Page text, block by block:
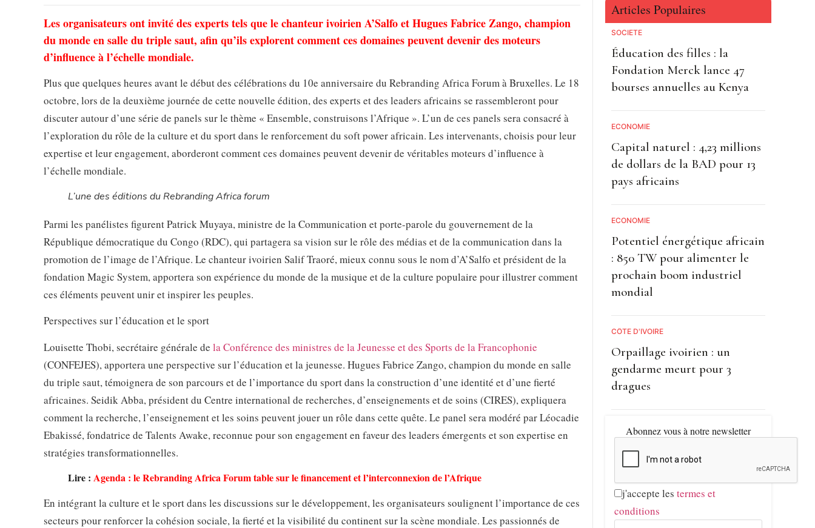
Les organisateurs ont invité des experts tels que le chanteur ivoirien A’Salfo et Hugues Fabrice Zango, champion
du monde en salle du triple saut, afin qu’ils explorent comment ces domaines peuvent devenir des moteurs
d’influence à l’échelle mondiale.
Plus que quelques heures avant le début des célébrations du 10e anniversaire du Rebranding Africa Forum à Bruxelles. Le 18
octobre, lors de la deuxième journée de cette nouvelle édition, des experts et des leaders africains se rassembleront pour
discuter autour d’une série de panels sur le thème « Ensemble, construisons l’Afrique ». L’un de ces panels sera consacré à
l’exploration du rôle de la culture et du sport dans le renforcement du soft power africain. Les intervenants, choisis pour leur
expertise et leur engagement, aborderont comment ces domaines peuvent devenir de véritables moteurs d’influence à
l’échelle mondiale.
L’une des éditions du Rebranding Africa forum
Parmi les panélistes figurent Patrick Muyaya, ministre de la Communication et porte-parole du gouvernement de la
République démocratique du Congo (RDC), qui partagera sa vision sur le rôle des médias et de la communication dans la
promotion de l’image de l’Afrique. Le chanteur ivoirien Salif Traoré, mieux connu sous le nom d’A’Salfo et président de la
fondation Magic System, apportera son expérience du monde de la musique et de la culture populaire pour illustrer comment
ces éléments peuvent unir et inspirer les peuples.
Perspectives sur l’éducation et le sport
Louisette Thobi, secrétaire générale de la Conférence des ministres de la Jeunesse et des Sports de la Francophonie
(CONFEJES), apportera une perspective sur l’éducation et la jeunesse. Hugues Fabrice Zango, champion du monde en salle
du triple saut, témoignera de son parcours et de l’importance du sport dans la construction d’une identité et d’une fierté
africaines. Seidik Abba, président du Centre international de recherches, d’enseignements et de soins (CIRES), expliquera
comment la recherche, l’enseignement et les soins peuvent jouer un rôle dans cette quête. Le panel sera modéré par Léocadie
Ebakissé, fondatrice de Talents Awake, reconnue pour son engagement en faveur des leaders émergents et son expertise en
stratégies transformationnelles.
Lire : Agenda : le Rebranding Africa Forum table sur le financement et l’interconnexion de l’Afrique
En intégrant la culture et le sport dans les discussions sur le développement, les organisateurs soulignent l’importance de ces
secteurs pour renforcer la cohésion sociale, la fierté et la visibilité du continent sur la scène mondiale. Les passionnés de
Articles Populaires
SOCIETE
Éducation des filles : la
Fondation Merck lance 47
bourses annuelles au Kenya
ECONOMIE
Capital naturel : 4,23 millions
de dollars de la BAD pour 13
pays africains
ECONOMIE
Potentiel énergétique africain
: 850 TW pour alimenter le
prochain boom industriel
mondial
CÔTE D'IVOIRE
Orpaillage ivoirien : un
gendarme meurt pour 3
dragues
Abonnez vous à notre newsletter
j'accepte les termes et
conditions